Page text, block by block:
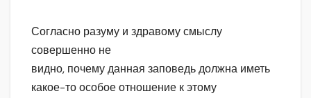
Согласно разуму и здравому смыслу
совершенно не
видно, почему данная заповедь должна иметь
какое-то особое отношение к этому